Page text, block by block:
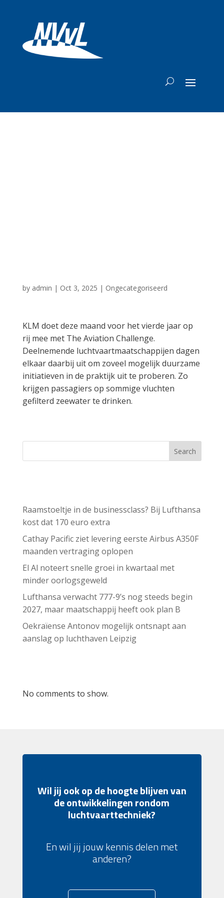
by admin | Oct 3, 2025 | Ongecategoriseerd
KLM doet deze maand voor het vierde jaar op
rij mee met The Aviation Challenge.
Deelnemende luchtvaartmaatschappijen dagen
elkaar daarbij uit om zoveel mogelijk duurzame
initiatieven in de praktijk uit te proberen. Zo
krijgen passagiers op sommige vluchten
gefilterd zeewater te drinken.
Search
Raamstoeltje in de businessclass? Bij Lufthansa
kost dat 170 euro extra
Cathay Pacific ziet levering eerste Airbus A350F
maanden vertraging oplopen
El Al noteert snelle groei in kwartaal met
minder oorlogsgeweld
Lufthansa verwacht 777-9’s nog steeds begin
2027, maar maatschappij heeft ook plan B
Oekraïense Antonov mogelijk ontsnapt aan
aanslag op luchthaven Leipzig
No comments to show.
Wil jij ook op de hoogte blijven van
de ontwikkelingen rondom
luchtvaarttechniek?
En wil jij jouw kennis delen met
anderen?